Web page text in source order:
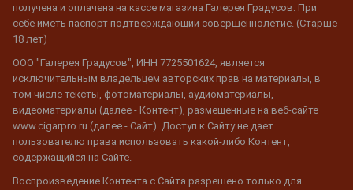
получена и оплачена на кассе магазина Галерея Градусов. При
себе иметь паспорт подтверждающий совершеннолетие. (Старше
18 лет)
ООО "Галерея Градусов", ИНН 7725501624, является
исключительным владельцем авторских прав на материалы, в
том числе тексты, фотоматериалы, аудиоматериалы,
видеоматериалы (далее - Контент), размещенные на веб-сайте
www.cigarpro.ru (далее - Сайт). Доступ к Сайту не дает
пользователю права использовать какой-либо Контент,
содержащийся на Сайте.
Воспроизведение Контента с Сайта разрешено только для